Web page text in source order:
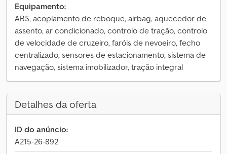
Equipamento:
ABS, acoplamento de reboque, airbag, aquecedor de
assento, ar condicionado, controlo de tração, controlo
de velocidade de cruzeiro, faróis de nevoeiro, fecho
centralizado, sensores de estacionamento, sistema de
navegação, sistema imobilizador, tração integral
Detalhes da oferta
ID do anúncio:
A215-26-892